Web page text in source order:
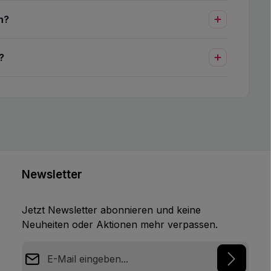
Newsletter
Jetzt Newsletter abonnieren und keine
Neuheiten oder Aktionen mehr verpassen.